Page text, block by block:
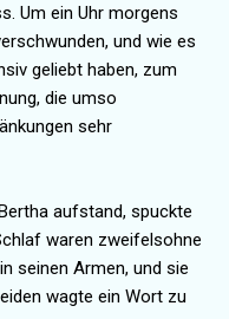
Um ein Uhr morgens
und wie es
geliebt haben, zum
die umso
sehr
aufstand, spuckte
waren zweifelsohne
seinen Armen, und sie
wagte ein Wort zu